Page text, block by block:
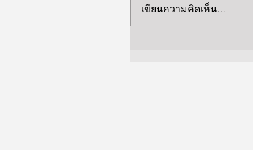
เขียนความคิดเห็น…